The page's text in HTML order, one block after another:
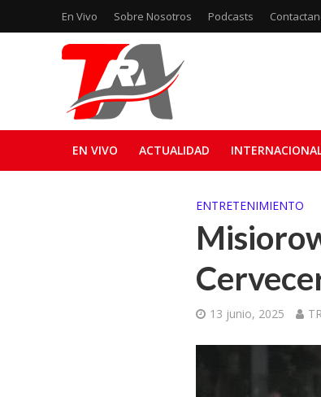
En Vivo Sobre Nosotros Podcasts
EN VIVO ACTUALIDAD
ENTRETENIMIENTO
13 junio, 2025